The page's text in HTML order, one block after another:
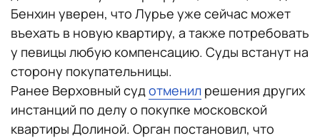
Бенхин уверен, что Лурье уже сейчас может
въехать в новую квартиру, а также потребовать
у певицы любую компенсацию. Суды встанут на
сторону покупательницы.
Ранее Верховный судотменил решения других
инстанций по делу о покупке московской
квартиры Долиной. Орган постановил, что